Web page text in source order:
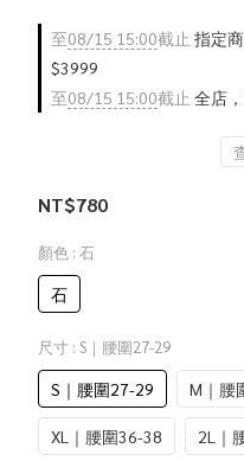
至08/15 15:00截止 指定
$3999
至08/15 15:00截止 全店
NT$780
顏色 : 石
石
尺寸 : S｜腰圍27-29
S｜腰圍27-29 M｜腰
XL｜腰圍36-38 2L｜